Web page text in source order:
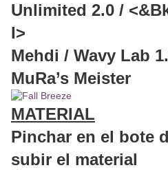
Unlimited 2.0 /
I>
Mehdi / Wavy Lab
MuRa’s Meister
MATERIAL
Pinchar en el bote
subir el material